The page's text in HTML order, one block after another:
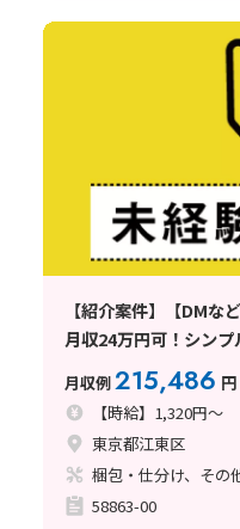
【紹介案件】【DMな
月収24万円可！シン
月収例215,486 円
【時給】1,320円～
東京都江東区
梱包・仕分け、その
58863-00